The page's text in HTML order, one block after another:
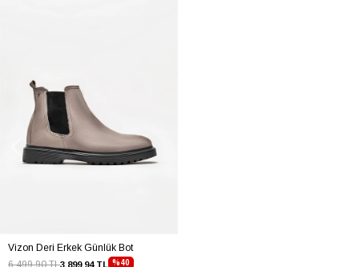
Vizon Deri Erkek Günlük Bot
%40
3.899,94 TL
6.499,90 TL